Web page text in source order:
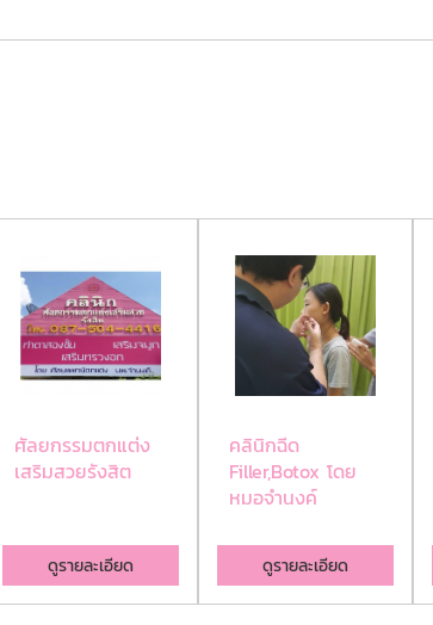
ศัลยกรรมตกแต่ง
เสริมสวยรังสิต
ดูรายละเอียด
คลินิกฉีด
Filler,Botox โดย
หมอจำนงค์
ดูรายละเอียด